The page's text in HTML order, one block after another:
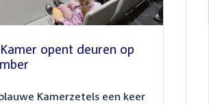
opent deuren op
Kamerzetels een keer